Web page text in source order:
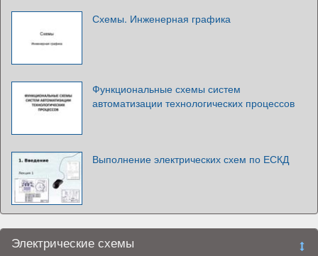
Схемы. Инженерная графика
Функциональные схемы систем
автоматизации технологических процессов
Выполнение электрических схем по ЕСКД
Электрические схемы